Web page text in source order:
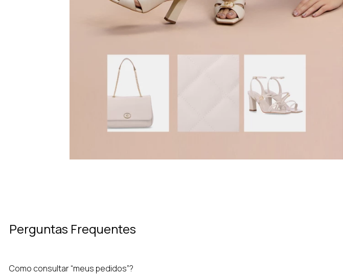
Perguntas Frequentes
Como consultar “meus pedidos”?